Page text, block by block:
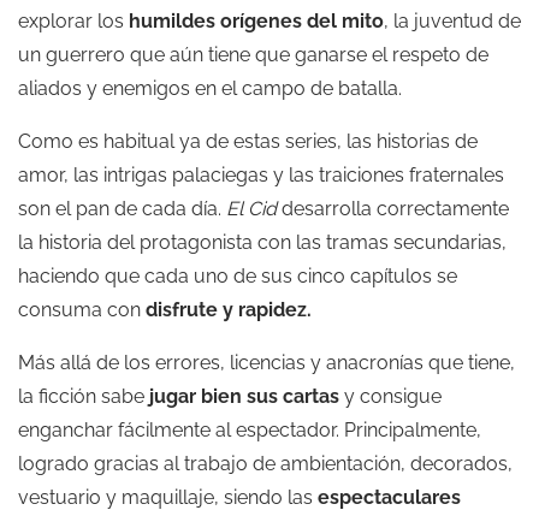
explorar los humildes orígenes del mito, la juventud de
un guerrero que aún tiene que ganarse el respeto de
aliados y enemigos en el campo de batalla.
Como es habitual ya de estas series, las historias de
amor, las intrigas palaciegas y las traiciones fraternales
son el pan de cada día. El Ciddesarrolla correctamente
la historia del protagonista con las tramas secundarias,
haciendo que cada uno de sus cinco capítulos se
consuma con disfrute y rapidez.
Más allá de los errores, licencias y anacronías que tiene,
la ficción sabe jugar bien sus cartas y consigue
enganchar fácilmente al espectador. Principalmente,
logrado gracias al trabajo de ambientación, decorados,
vestuario y maquillaje, siendo las espectaculares